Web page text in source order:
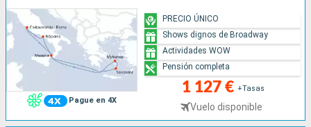
Pague en 4X
1 127 € +Tasas
Vuelo disponible
PRECIO ÚNICO
Shows dignos de Broadway
Actividades WOW
Pensión completa